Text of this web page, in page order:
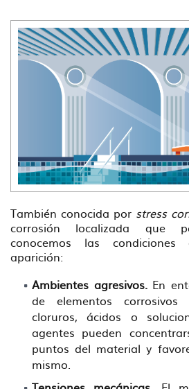
También conocida por stress
corrosión localizada que
conocemos las
aparición:
Ambientes agresivos.En
de elementos
cloruros, ácidos o
agentes pueden
puntos del material y
mismo.